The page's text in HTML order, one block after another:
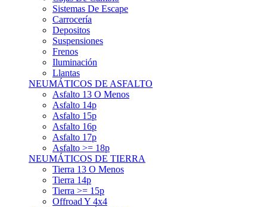
Sistemas De Escape
Carrocería
Depositos
Suspensiones
Frenos
Iluminación
Llantas
NEUMÁTICOS DE ASFALTO
Asfalto 13 O Menos
Asfalto 14p
Asfalto 15p
Asfalto 16p
Asfalto 17p
Asfalto >= 18p
NEUMÁTICOS DE TIERRA
Tierra 13 O Menos
Tierra 14p
Tierra >= 15p
Offroad Y 4x4